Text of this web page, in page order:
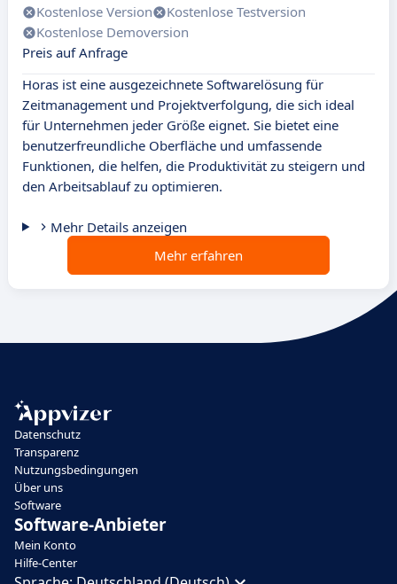
Kostenlose Version
Kostenlose Testversion
Kostenlose Demoversion
Preis auf Anfrage
Horas ist eine ausgezeichnete Softwarelösung für
Zeitmanagement und Projektverfolgung, die sich ideal
für Unternehmen jeder Größe eignet. Sie bietet eine
benutzerfreundliche Oberfläche und umfassende
Funktionen, die helfen, die Produktivität zu steigern und
den Arbeitsablauf zu optimieren.
Mehr Details anzeigen
Mehr erfahren
Datenschutz
Transparenz
Nutzungsbedingungen
Über uns
Software
Software-Anbieter
Mein Konto
Hilfe-Center